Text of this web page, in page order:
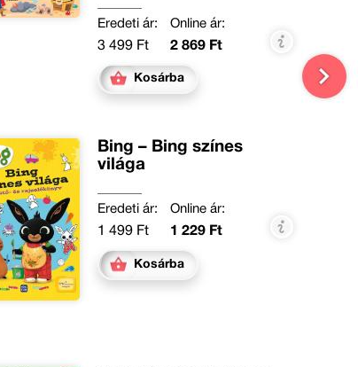
Eredeti ár:
3 499 Ft
Online ár:
2 869 Ft
Kosárba
Bing – Bing színes
világa
Eredeti ár:
1 499 Ft
Online ár:
1 229 Ft
Kosárba